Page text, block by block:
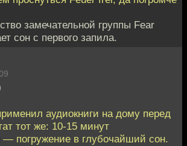
замечательной группы Fear
сон с первого запила.
аудиокниги на дому перед
тот же: 10-15 минут
погружение в глубочайший сон.